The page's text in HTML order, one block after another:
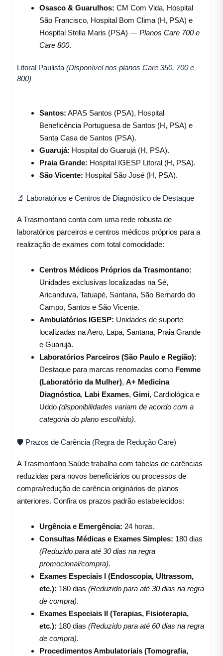
Osasco & Guarulhos: CM Com Vida, Hospital
São Francisco, Hospital Bom Clima (H, PSA) e
Hospital Stella Maris (PSA) — Planos Care 700 e
Care 800.
Litoral Paulista (Disponível nos planos Care 350, 700 e
800)
Santos: APAS Santos (PSA), Hospital
Beneficência Portuguesa de Santos (H, PSA) e
Santa Casa de Santos (PSA).
Guarujá: Hospital do Guarujá (H, PSA).
Praia Grande: Hospital IGESP Litoral (H, PSA).
São Vicente: Hospital São José (H, PSA).
🔬 Laboratórios e Centros de Diagnóstico de Destaque
A Trasmontano conta com uma rede robusta de
laboratórios parceiros e centros médicos próprios para a
realização de exames com total comodidade:
Centros Médicos Próprios da Trasmontano:
Unidades exclusivas localizadas na Sé,
Aricanduva, Tatuapé, Santana, São Bernardo do
Campo, Santos e São Vicente.
Ambulatórios IGESP: Unidades de suporte
localizadas na Aero, Lapa, Santana, Praia Grande
e Guarujá.
Laboratórios Parceiros (São Paulo e Região):
Destaque para marcas renomadas como Femme
(Laboratório da Mulher), A+ Medicina
Diagnóstica, Labi Exames, Gimi, Cardiológica e
Uddo (disponibilidades variam de acordo com a
categoria do plano escolhido).
🛡️ Prazos de Carência (Regra de Redução Care)
A Trasmontano Saúde trabalha com tabelas de carências
reduzidas para novos beneficiários ou processos de
compra/redução de carência originários de planos
anteriores. Confira os prazos padrão estabelecidos:
Urgência e Emergência: 24 horas.
Consultas Médicas e Exames Simples: 180 dias
(Reduzido para até 30 dias na regra
promocional/compra).
Exames Especiais I (Endoscopia, Ultrassom,
etc.): 180 dias (Reduzido para até 30 dias na regra
de compra).
Exames Especiais II (Terapias, Fisioterapia,
etc.): 180 dias (Reduzido para até 60 dias na regra
de compra).
Procedimentos Ambulatoriais (Tomografia,